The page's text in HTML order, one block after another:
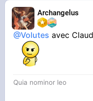
Une fonction
complètement (
fait vraiment
Archangelus
@Volutes avec
Quia nominor leo